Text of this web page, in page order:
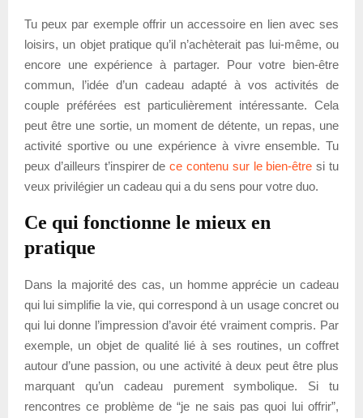
Tu peux par exemple offrir un accessoire en lien avec ses
loisirs, un objet pratique qu’il n’achèterait pas lui-même, ou
encore une expérience à partager. Pour votre bien-être
commun, l’idée d’un cadeau adapté à vos activités de
couple préférées est particulièrement intéressante. Cela
peut être une sortie, un moment de détente, un repas, une
activité sportive ou une expérience à vivre ensemble. Tu
peux d’ailleurs t’inspirer dece contenu sur le bien-être si tu
veux privilégier un cadeau qui a du sens pour votre duo.
Ce qui fonctionne le mieux en
pratique
Dans la majorité des cas, un homme apprécie un cadeau
qui lui simplifie la vie, qui correspond à un usage concret ou
qui lui donne l’impression d’avoir été vraiment compris. Par
exemple, un objet de qualité lié à ses routines, un coffret
autour d’une passion, ou une activité à deux peut être plus
marquant qu’un cadeau purement symbolique. Si tu
rencontres ce problème de “je ne sais pas quoi lui offrir”,